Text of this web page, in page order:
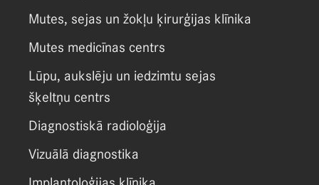
Mutes, sejas un žokļu ķirurģijas klīnika
Mutes medicīnas centrs
Lūpu, aukslēju un iedzimtu sejas
šķeltņu centrs
Diagnostiskā radioloģija
Vizuālā diagnostika